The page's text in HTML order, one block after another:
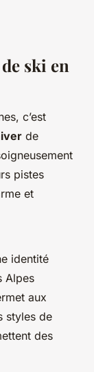
ski en
c’est
de
pistes
et
identité
Alpes
aux
styles de
des